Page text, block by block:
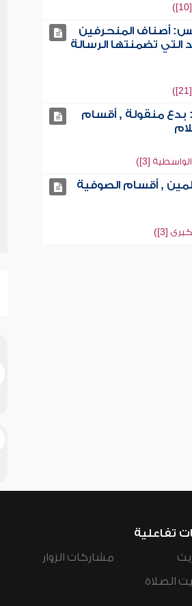
أصناف المنحرفين
تضمنتها الرسالة
بدع منقولة , أقسام
[3])
, أقسام الصوفية
[3])
تفاعلية
الصلاة
مشاركات الزوار